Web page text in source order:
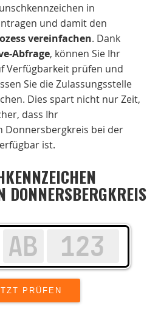
in
und damit den
vereinfachen. Dank
Abfrage, können Sie Ihr
Verfügbarkeit prüfen und
Sie die Zulassungsstelle
Dies spart nicht nur Zeit,
dass Ihr
Donnersbergkreis bei der
ist.
DONNERSBERGKREIS